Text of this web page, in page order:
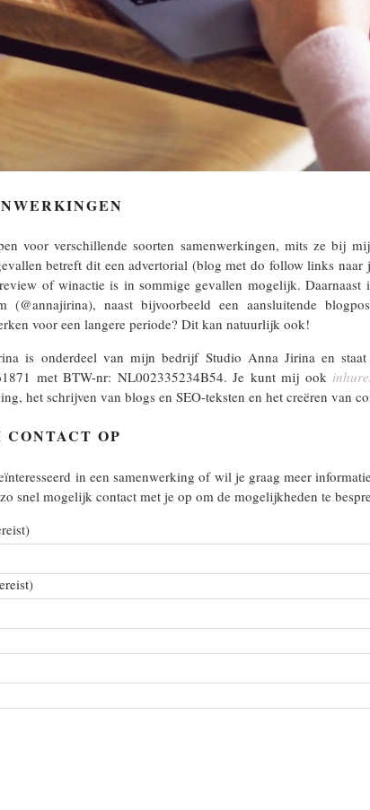
voor verschillende soorten samenwerkingen, mits ze bij
betreft dit een advertorial (blog met do follow links
of winactie is in sommige gevallen mogelijk.
(@annajirina), naast bijvoorbeeld een aansluitende
voor een langere periode? Dit kan natuurlijk ook!
is onderdeel van mijn bedrijf Studio Anna Jirina en
met BTW-nr: NL002335234B54. Je kunt mij ook
het schrijven van blogs en SEO-teksten en het creëren van
CONTACT OP
in een samenwerking of wil je graag meer
snel mogelijk contact met je op om de mogelijkheden te